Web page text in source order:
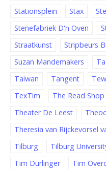
Stationsplein
Stax
Stenefabriek D'n Oven
Straatkunst
Stripbeurs
Suzan Mandemakers
Taiwan
Tangent
TexTim
The Read Shop
Theater De Leest
Theresia van Rijckevorsel
Tilburg
Tilburg
Tim Durlinger
Tim